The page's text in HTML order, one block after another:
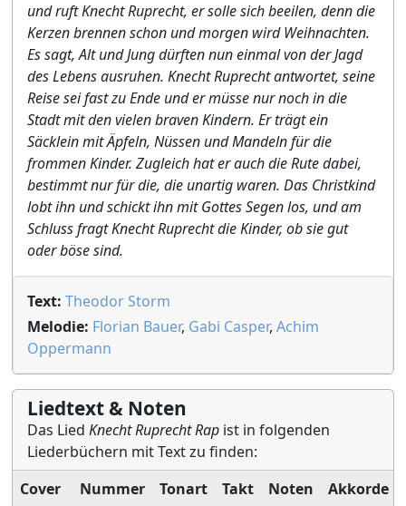
und ruft Knecht Ruprecht, er solle sich beeilen, denn die
Kerzen brennen schon und morgen wird Weihnachten.
Es sagt, Alt und Jung dürften nun einmal von der Jagd
des Lebens ausruhen. Knecht Ruprecht antwortet, seine
Reise sei fast zu Ende und er müsse nur noch in die
Stadt mit den vielen braven Kindern. Er trägt ein
Säcklein mit Äpfeln, Nüssen und Mandeln für die
frommen Kinder. Zugleich hat er auch die Rute dabei,
bestimmt nur für die, die unartig waren. Das Christkind
lobt ihn und schickt ihn mit Gottes Segen los, und am
Schluss fragt Knecht Ruprecht die Kinder, ob sie gut
oder böse sind.
Text: Theodor Storm
Melodie: Florian Bauer, Gabi Casper, Achim
Oppermann
Liedtext & Noten
Das Lied Knecht Ruprecht Rap ist in folgenden
Liederbüchern mit Text zu finden:
Cover
Nummer Tonart Takt Noten Akkorde